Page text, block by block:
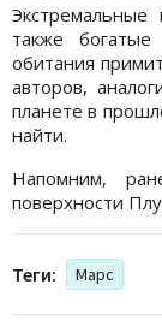
также
обитания
авторов,
планете в
найти.
Напомним,
поверхности
Теги: Марс